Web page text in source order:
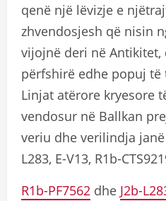
qenë një lëvizje e
zhvendosjesh që nisin
vijojnë deri në
përfshirë edhe popuj të
Linjat atërore kryesore
vendosur në Ballkan
veriu dhe verilindja janë
L283, E-V13, R1b-
R1b-PF7562 dhe J2b-